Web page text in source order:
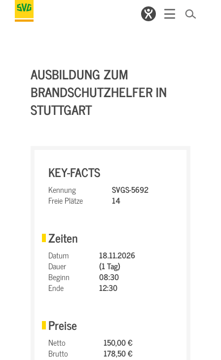
AUSBILDUNG ZUM
BRANDSCHUTZHELFER IN
STUTTGART
KEY-FACTS
Kennung
SVGS-5692
Freie Plätze
14
Zeiten
Datum
18.11.2026
Dauer
(1 Tag)
Beginn
08:30
Ende
12:30
Preise
Netto
150,00 €
Brutto
178,50 €